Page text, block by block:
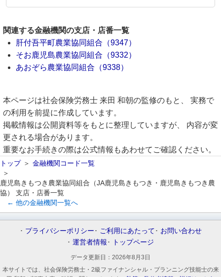
関連する金融機関の支店・店番一覧
肝付吾平町農業協同組合（9347）
そお鹿児島農業協同組合（9332）
あおぞら農業協同組合（9338）
本ページは社会保険労務士 来田 和朝の監修のもと、 実務で
の利用を前提に作成しています。
掲載情報は公開資料等をもとに整理していますが、 内容が変
更される場合があります。
重要なお手続きの際は公式情報もあわせてご確認ください。
トップ 金融機関コード一覧
鹿児島きもつき農業協同組合（JA鹿児島きもつき・鹿児島きもつき農
協） 支店・店番一覧
← 他の金融機関一覧へ
プライバシーポリシー ご利用にあたって
お問い合わせ
運営者情報
トップページ
データ更新日： 2026年8月3日
本サイトでは、社会保険労務士・2級ファイナンシャル・プランニング技能士の来